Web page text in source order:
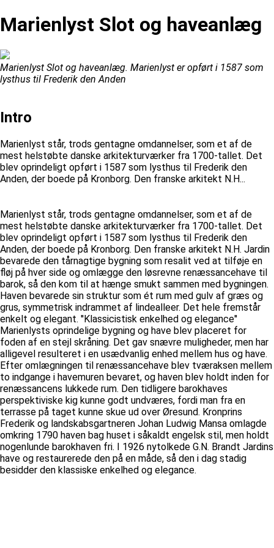
Marienlyst Slot og haveanlæg
Marienlyst Slot og haveanlæg. Marienlyst er opført i 1587 som
lysthus til Frederik den Anden
Intro
Marienlyst står, trods gentagne omdannelser, som et af de
mest helstøbte danske arkitekturværker fra 1700-tallet. Det
blev oprindeligt opført i 1587 som lysthus til Frederik den
Anden, der boede på Kronborg. Den franske arkitekt N.H...
Marienlyst står, trods gentagne omdannelser, som et af de
mest helstøbte danske arkitekturværker fra 1700-tallet. Det
blev oprindeligt opført i 1587 som lysthus til Frederik den
Anden, der boede på Kronborg. Den franske arkitekt N.H. Jardin
bevarede den tårnagtige bygning som resalit ved at tilføje en
fløj på hver side og omlægge den løsrevne renæssancehave til
barok, så den kom til at hænge smukt sammen med bygningen.
Haven bevarede sin struktur som ét rum med gulv af græs og
grus, symmetrisk indrammet af lindealleer. Det hele fremstår
enkelt og elegant. ''Klassicistisk enkelhed og elegance''
Marienlysts oprindelige bygning og have blev placeret for
foden af en stejl skråning. Det gav snævre muligheder, men har
alligevel resulteret i en usædvanlig enhed mellem hus og have.
Efter omlægningen til renæssancehave blev tværaksen mellem
to indgange i havemuren bevaret, og haven blev holdt inden for
renæssancens lukkede rum. Den tidligere barokhaves
perspektiviske kig kunne godt undværes, fordi man fra en
terrasse på taget kunne skue ud over Øresund. Kronprins
Frederik og landskabsgartneren Johan Ludwig Mansa omlagde
omkring 1790 haven bag huset i såkaldt engelsk stil, men holdt
nogenlunde barokhaven fri. I 1926 nytolkede G.N. Brandt Jardins
have og restaurerede den på en måde, så den i dag stadig
besidder den klassiske enkelhed og elegance.